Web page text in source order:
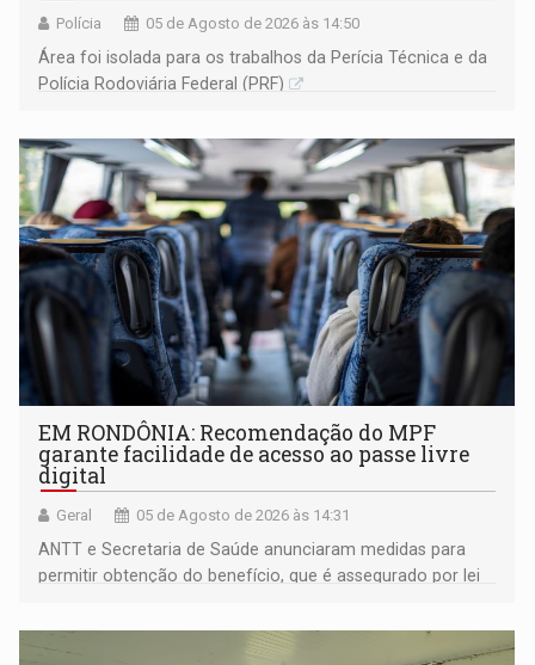
Polícia 05 de Agosto de 2026 às 14:50
Área foi isolada para os trabalhos da Perícia Técnica e da
Polícia Rodoviária Federal (PRF)
EM RONDÔNIA: Recomendação do MPF
garante facilidade de acesso ao passe livre
digital
Geral 05 de Agosto de 2026 às 14:31
ANTT e Secretaria de Saúde anunciaram medidas para
permitir obtenção do benefício, que é assegurado por lei